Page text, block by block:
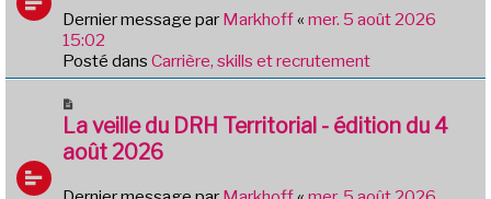
a
g
e
v
e
a
u
e
s
s
Dernier message par Markhoff« mer. 5 août 2026
15:02
Posté dans Carrière, skills et recrutement
o
u
v
La veille du DRH Territorial - édition du 4
août 2026